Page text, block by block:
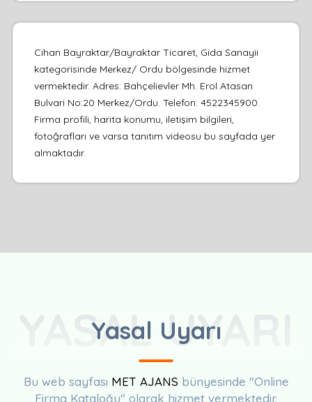
Cihan Bayraktar/Bayraktar Ticaret, Gida Sanayii
kategorisinde Merkez/ Ordu bölgesinde hizmet
vermektedir. Adres: Bahçelievler Mh. Erol Atasan
Bulvari No:20 Merkez/Ordu. Telefon: 4522345900.
Firma profili, harita konumu, iletişim bilgileri,
fotoğrafları ve varsa tanıtım videosu bu sayfada yer
almaktadır.
Yasal Uyarı
YASAL UYARI
Bu web sayfası MET AJANS bünyesinde "Online
Firma Kataloğu" olarak hizmet vermektedir.